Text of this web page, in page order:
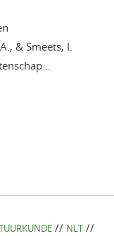
& Smeets, I.
// NLT//